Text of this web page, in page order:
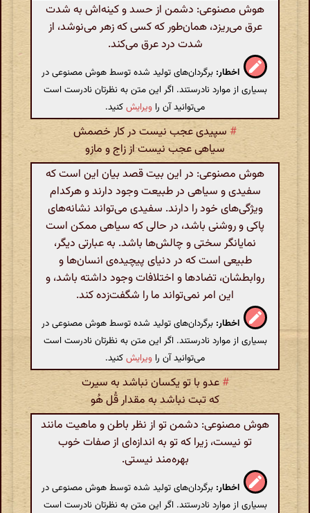
هوش مصنوعی: دشمن از حسد و کینه‌اش به شدت
عرق می‌ریزد، همان‌طور که کسی که زهر می‌نوشد، از
شدت درد عرق می‌کند.
اخطار: برگردان‌های تولید شده توسط هوش مصنوعی در
بسیاری از موارد نادرستند. اگر این متن به نظرتان نادرست است
می‌توانید آن را ویرایشکنید.
# سپیدی عجب نیست در کار خصمش
سیاهی عجب نیست از زاج و مازو
هوش مصنوعی: در این بیت قصد بیان این است که
سفیدی و سیاهی در طبیعت وجود دارند و هرکدام
ویژگی‌های خود را دارند. سفیدی می‌تواند نشانه‌های
پاکی و روشنی باشد، در حالی که سیاهی ممکن است
نمایانگر سختی و چالش‌ها باشد. به عبارتی دیگر،
طبیعی است که در دنیای پیچیده‌ی انسان‌ها و
روابطشان، تضادها و اختلافات وجود داشته باشد، و
این امر نمی‌تواند ما را شگفت‌زده کند.
اخطار: برگردان‌های تولید شده توسط هوش مصنوعی در
بسیاری از موارد نادرستند. اگر این متن به نظرتان نادرست است
می‌توانید آن را ویرایشکنید.
# عدو با تو یکسان نباشد به سیرت
که تبت نباشد به مقدار قُل هُو
هوش مصنوعی: دشمن تو از نظر باطن و ماهیت مانند
تو نیست، زیرا که تو به اندازه‌ای از صفات خوب
بهره‌مند نیستی.
اخطار: برگردان‌های تولید شده توسط هوش مصنوعی در
بسیاری از موارد نادرستند. اگر این متن به نظرتان نادرست است